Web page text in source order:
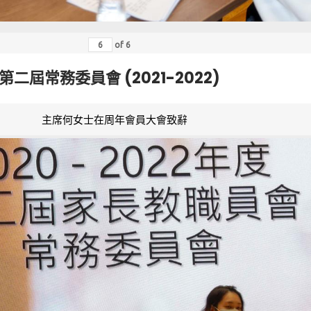
of 6
二屆常務委員會 (2021-2022)
主席何女士在周年會員大會致辭